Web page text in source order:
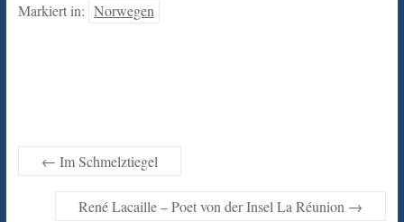
Markiert in: Norwegen
← Im Schmelztiegel
René Lacaille – Poet von der Insel La Réunion →